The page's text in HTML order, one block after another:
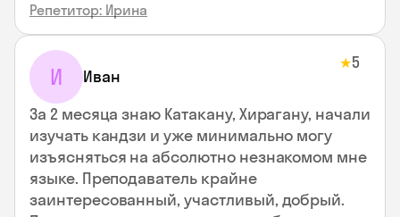
Репетитор: Ирина
И Иван
★5
За 2 месяца знаю Катакану, Хирагану, начали
изучать кандзи и уже минимально могу
изъясняться на абсолютно незнакомом мне
языке. Преподаватель крайне
заинтересованный, участливый, добрый.